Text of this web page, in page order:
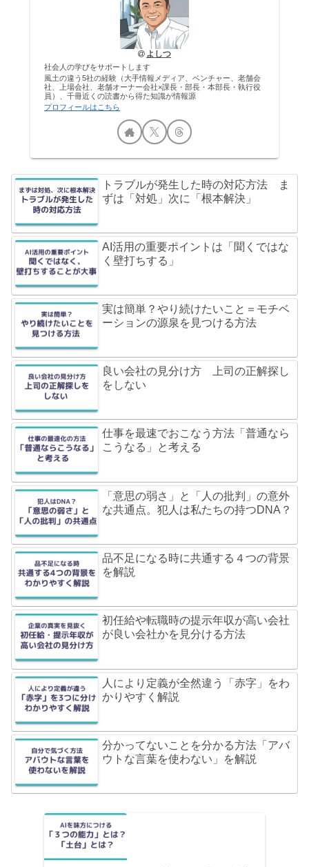
よしつ
社会人の学びをサポートします
風土の違う5社の経験（大手情報メディア、ベンチャー、老舗会
社、上場会社、老舗オーナー会社×課長・部長・本部長・執行役
員）、千冊近くの読書から得た知識が情報源
プロフィールはこちら
トラブルが発生した時の対応方法 ま
ずは「対処」次に「根本解決」
AI活用の重要ポイントは「聞くではな
く壁打ちする」
実は簡単？やり続けたいこと＝モチベ
ーションの源泉を見つける方法
良い会社の見分け方 上司の正解探し
をしない
仕事を最速でおこなう方法「普通なら
こうなる」と考える
「意思の弱さ」と「人の批判」の意外
な共通点。犯人は私たちの持つDNA？
品不足になる時に共通する４つの背景
を解説
初任給や転職時の提示年収が高い会社
が良い会社かを見分ける方法
人により定義が全然違う「赤字」をわ
かりやすく解説
分かってないことを分かる方法「アバ
ウトな言葉を使わない」を解説